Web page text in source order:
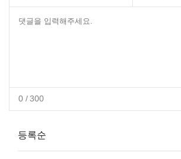
0/ 300
등록순